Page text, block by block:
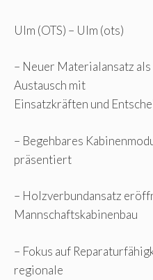
Ulm (OTS) – Ulm (ots)
– Neuer Materialansatz
Austausch mit
Einsatzkräften und
– Begehbares
präsentiert
– Holzverbundansatz
Mannschaftskabinenbau
– Fokus auf
regionale